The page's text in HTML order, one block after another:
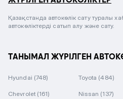
Қазақстанда автокөлік сату туралы
автокөліктерді сатып алу және сату.
ТАНЫМАЛ ЖҮРІЛГЕН
Hyundai (748) Toyota (484)
Chevrolet (161) Nissan (137)